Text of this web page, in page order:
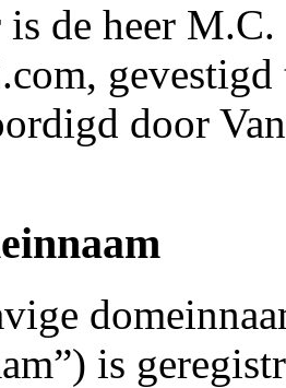
is de heer
door
is